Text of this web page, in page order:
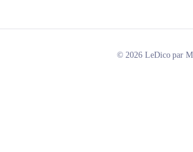
© 2026 LeDico par